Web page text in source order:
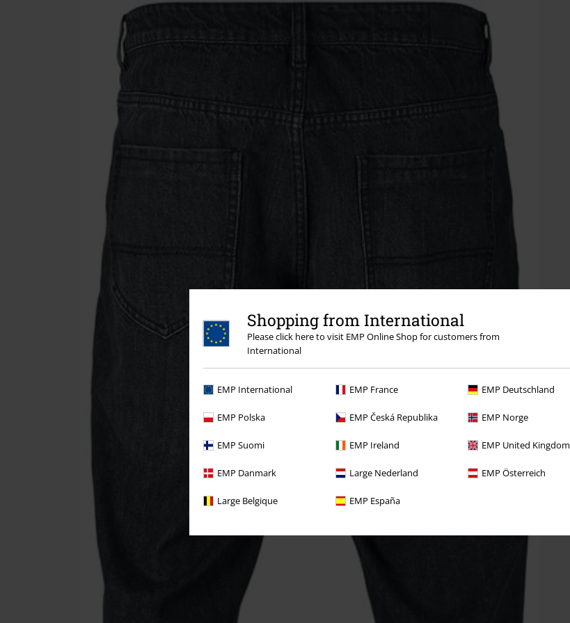
Shopping from International
Please click here to visit EMP Online Shop for customers from
International
EMP International EMP France EMP Deutschland
EMP Polska EMP Česká Republika EMP Norge
EMP Suomi EMP Ireland EMP United Kingdom
EMP Danmark Large Nederland EMP Österreich
Large Belgique EMP España